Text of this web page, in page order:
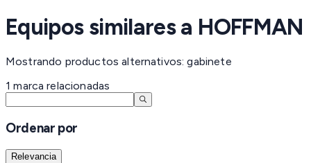
Equipos similares a HOFFMAN
Mostrando productos alternativos: gabinete
1 marca relacionadas
Ordenar por
Relevancia